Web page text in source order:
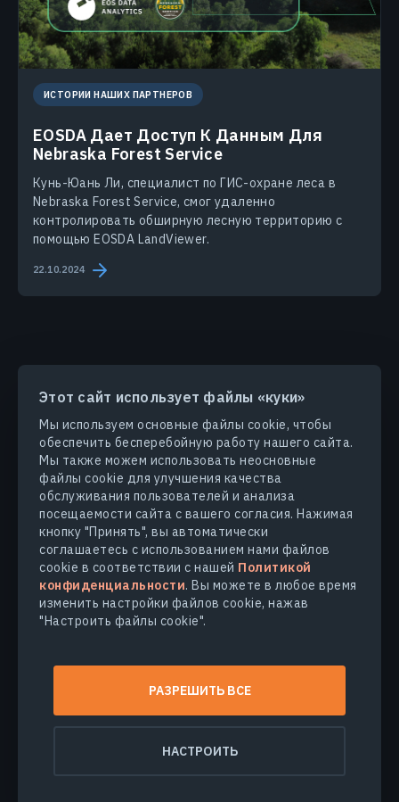
Этот сайт использует файлы «куки»
Мы используем основные файлы cookie, чтобы
обеспечить бесперебойную работу нашего сайта.
Мы также можем использовать неосновные
файлы cookie для улучшения качества
обслуживания пользователей и анализа
посещаемости сайта с вашего согласия. Нажимая
кнопку "Принять", вы автоматически
соглашаетесь с использованием нами файлов
cookie в соответствии с нашей Политикой
конфиденциальности. Вы можете в любое время
изменить настройки файлов cookie, нажав
"Настроить файлы cookie".
РАЗРЕШИТЬ ВСЕ
НАСТРОИТЬ
ИСТОРИИ НАШИХ ПАРТНЕРОВ
EOSDA Дает Доступ К Данным Для
Nebraska Forest Service
Кунь-Юань Ли, специалист по ГИС-охране леса в
Nebraska Forest Service, смог удаленно
контролировать обширную лесную территорию с
помощью EOSDA LandViewer.
22.10.2024
ПРОДУКТЫ И РЕШЕНИЯ
ОТРАСЛИ
КОМПАНИЯ
УЗНАТЬ БОЛЬШЕ
© 2026 EOS Data Analytics,Inc.
Политика конфиденциальности
Безопасность данных